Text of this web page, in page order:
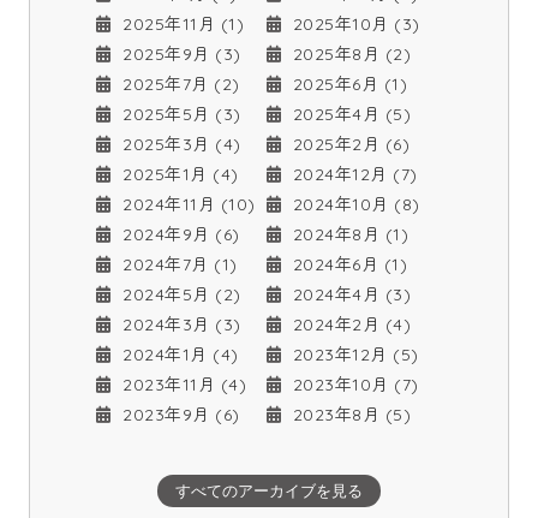
2025年11月 (1)
2025年10月 (3)
2025年9月 (3)
2025年8月 (2)
2025年7月 (2)
2025年6月 (1)
2025年5月 (3)
2025年4月 (5)
2025年3月 (4)
2025年2月 (6)
2025年1月 (4)
2024年12月 (7)
2024年11月 (10)
2024年10月 (8)
2024年9月 (6)
2024年8月 (1)
2024年7月 (1)
2024年6月 (1)
2024年5月 (2)
2024年4月 (3)
2024年3月 (3)
2024年2月 (4)
2024年1月 (4)
2023年12月 (5)
2023年11月 (4)
2023年10月 (7)
2023年9月 (6)
2023年8月 (5)
すべてのアーカイブを見る